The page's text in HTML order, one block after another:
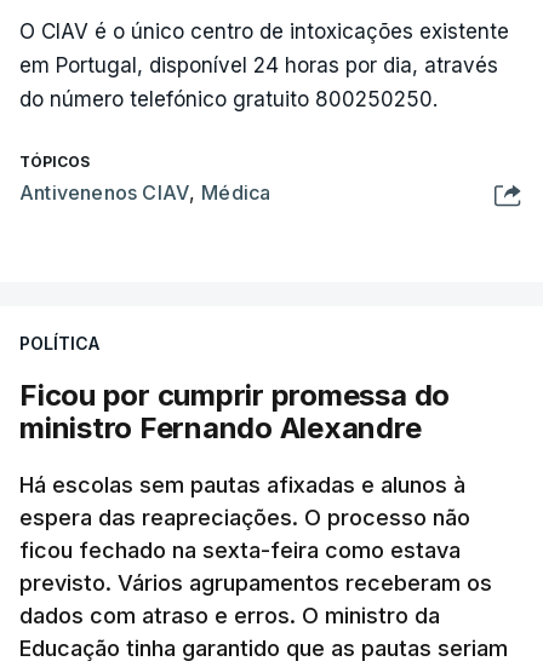
O CIAV é o único centro de intoxicações existente
em Portugal, disponível 24 horas por dia, através
do número telefónico gratuito 800250250.
TÓPICOS
Antivenenos CIAV, Médica
POLÍTICA
Ficou por cumprir promessa do
ministro Fernando Alexandre
Há escolas sem pautas afixadas e alunos à
espera das reapreciações. O processo não
ficou fechado na sexta-feira como estava
previsto. Vários agrupamentos receberam os
dados com atraso e erros. O ministro da
Educação tinha garantido que as pautas seriam